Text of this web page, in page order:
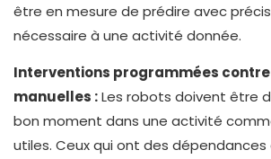
être en mesure de prédire avec
nécessaire à une activité donnée.
Interventions programmées
manuelles :Les robots doivent être
bon moment dans une activité
utiles. Ceux qui ont des dépendances